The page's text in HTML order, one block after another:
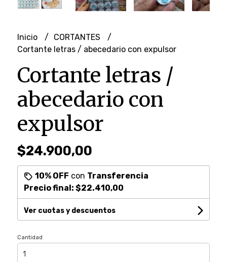
Inicio
CORTANTES
Cortante letras / abecedario con expulsor
Cortante letras /
abecedario con
expulsor
$24.900,00
10% OFF con Transferencia
Precio final: $22.410,00
Ver cuotas y descuentos
Cantidad